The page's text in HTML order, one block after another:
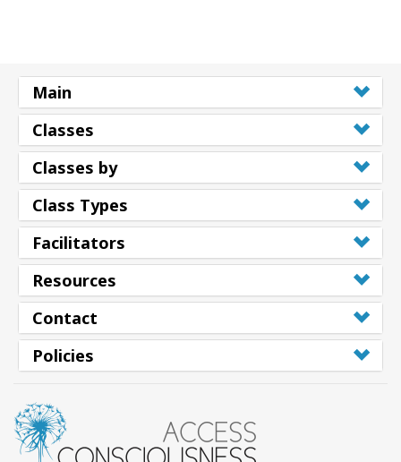
Main
Classes
Classes by
Class Types
Facilitators
Resources
Contact
Policies